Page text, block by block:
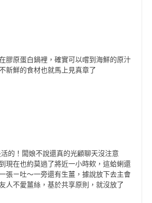
膠原蛋白鍋裡，確實可以嚐到海鮮的原汁
新鮮的食材也就馬上見真章了
的！ 闆娘不說還真的光顧聊天沒注意
現在也約莫過了將近一小時欸，這蛤蜊還
張ㄧ吐～一旁還有生薑，據說放下去主會
人不愛薑絲，基於共享原則，就沒放了